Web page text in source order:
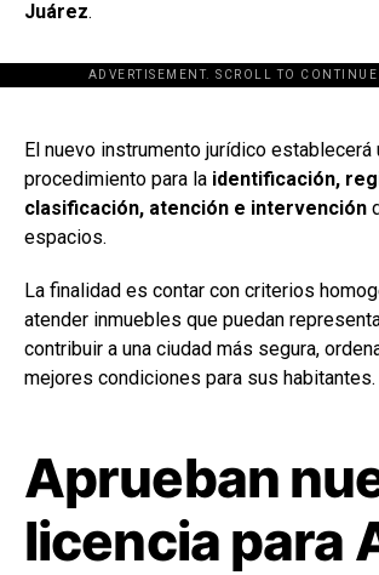
Juárez.
ADVERTISEMENT. SCROLL TO CONTINUE
[adsforwp
El nuevo instrumento jurídico establecerá
procedimiento para la identificación,
clasificación, atención e intervención
espacios.
La finalidad es contar con criterios
atender inmuebles que puedan
contribuir a una ciudad más segura,
mejores condiciones para sus habitantes.
Aprueban
licencia para